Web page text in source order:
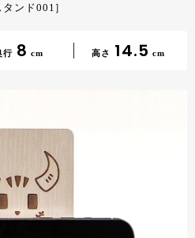
ンド001］
行 8 cm 高さ 14.5 cm